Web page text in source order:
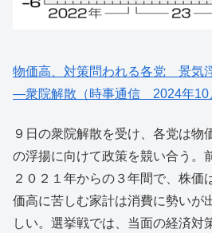
物価高、対策問われる各党 景気
―衆院解散（時事通信 2024年10
９日の衆院解散を受け、各党は物
の浮揚に向けて政策を競い合う。
２０２１年からの３年間で、株価
価高に苦しむ家計は消費に勢いが
しい。選挙戦では、当面の経済対